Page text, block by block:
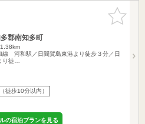
お気に入
りに追加
郡南知多町
線 河和駅／日間賀島東港より徒歩３分／日
り徒…
徒歩10分以内）
の宿泊プランを見る